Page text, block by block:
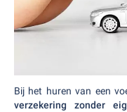
Bij het huren van een
verzekering zonder